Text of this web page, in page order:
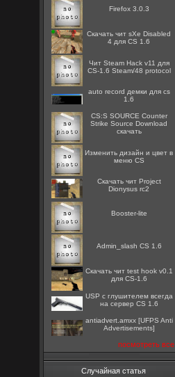
Firefox 3.0.3
Скачать чит sXe Disabled
4 для CS 1.6
Чит Steam Hack v11 для
CS-1.6 Steam/48 protocol
auto record демки для cs
1.6
CS:S SOURCE Counter
Strike Source Download
скачать
Изменить дизайн и цвет в
меню CS
Скачать чит Project
Dionysus rc2
Booster-lite
Admin_slash CS 1.6
Скачать чит test hook v0.1
для CS-1.6
USP с глушителем всегда
на сервер CS 1.6
antiadvert.amxx [UFPS Anti
Advertisements]
посмотреть все
Случайная статья